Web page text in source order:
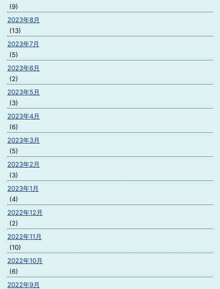
(9)
2023年8月
(13)
2023年7月
(5)
2023年6月
(2)
2023年5月
(3)
2023年4月
(6)
2023年3月
(5)
2023年2月
(3)
2023年1月
(4)
2022年12月
(2)
2022年11月
(10)
2022年10月
(6)
2022年9月